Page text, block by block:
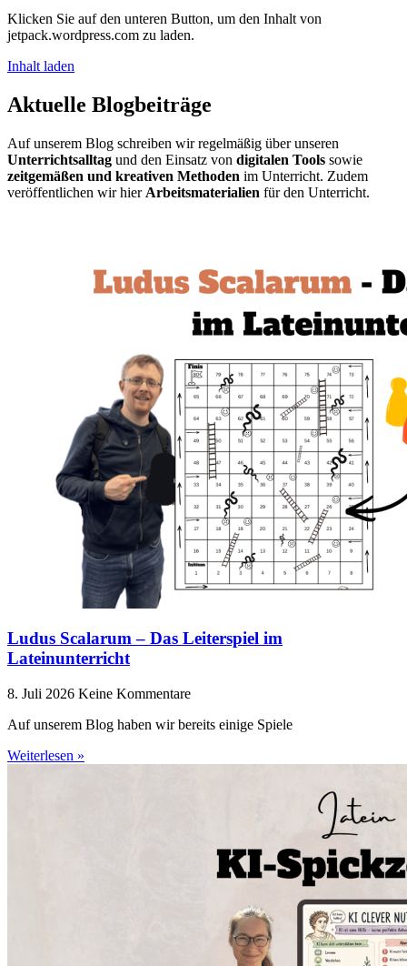
Klicken Sie auf den unteren Button, um den Inhalt von
jetpack.wordpress.com zu laden.
Inhalt laden
Aktuelle Blogbeiträge
Auf unserem Blog schreiben wir regelmäßig über unseren
Unterrichtsalltag und den Einsatz von digitalen Tools sowie
zeitgemäßen und kreativen Methoden im Unterricht. Zudem
veröffentlichen wir hier Arbeitsmaterialien für den Unterricht.
Ludus Scalarum – Das Leiterspiel im
Lateinunterricht
8. Juli 2026 Keine Kommentare
Auf unserem Blog haben wir bereits einige Spiele
Weiterlesen »